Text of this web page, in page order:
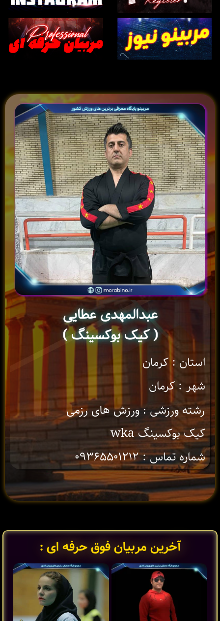
عبدالمهدی عطایی
( کیک بوکسینگ )
استان : کرمان
شهر : کرمان
رشته ورزشی : ورزش های رزمی
کیک بوکسینگ wka
شماره تماس : ۰۹۳۶۵۵۰۱۲۱۲
آخرین مربیان فوق حرفه ای :